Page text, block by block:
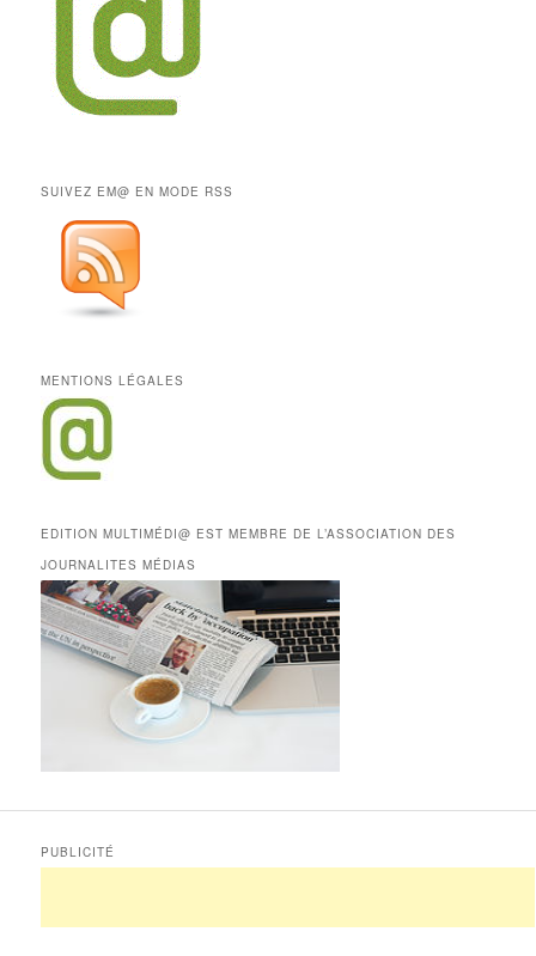
SUIVEZ EM@ EN MODE RSS
MENTIONS LÉGALES
EDITION MULTIMÉDI@ EST MEMBRE DE L’ASSOCIATION DES
JOURNALITES MÉDIAS
PUBLICITÉ